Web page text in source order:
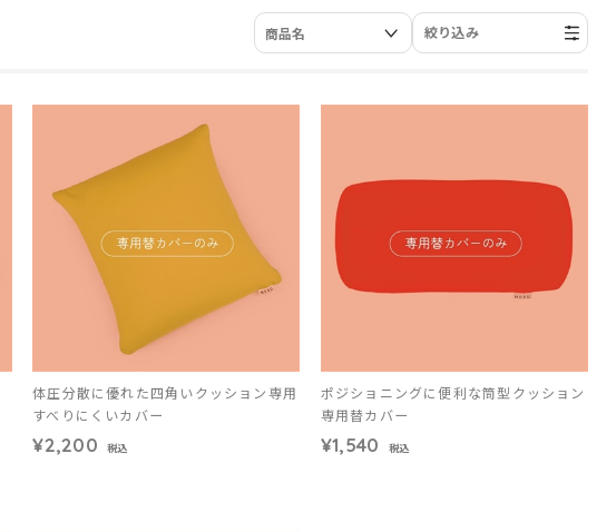
絞り込み
体圧分散に優れた四角いクッション専用
すべりにくいカバー
¥2,200 税込
ポジショニングに便利な筒型クッション
専用替カバー
¥1,540 税込